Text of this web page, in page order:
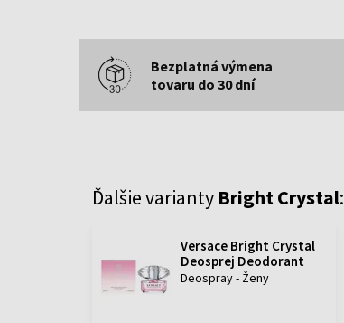
Bezplatná výmena
tovaru do 30 dní
Ďalšie varianty Bright Crystal:
Versace Bright Crystal
Deosprej Deodorant
Deospray - Ženy